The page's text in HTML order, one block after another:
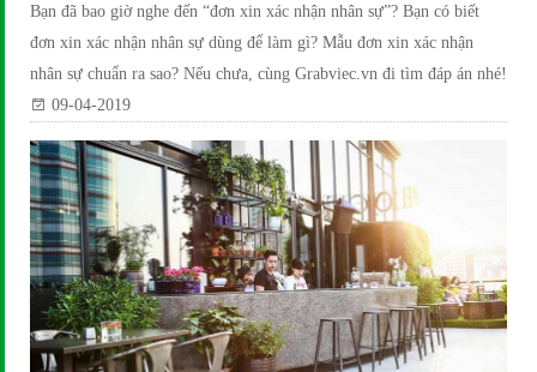
Bạn đã bao giờ nghe đến “đơn xin xác nhận nhân sự”? Bạn có biết
đơn xin xác nhận nhân sự dùng để làm gì? Mẫu đơn xin xác nhận
nhân sự chuẩn ra sao? Nếu chưa, cùng Grabviec.vn đi tìm đáp án nhé!
09-04-2019